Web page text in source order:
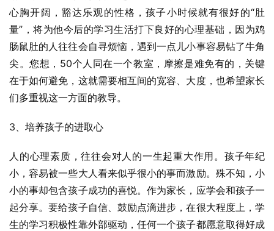
心胸开阔，豁达乐观的性格，孩子小时候就有很好的“肚
量”，将为他今后的学习生活打下良好的心理基础，因为鸡
肠鼠肚的人往往会自寻烦恼，遇到一点儿小事容易钻了牛角
尖。您想，50个人同在一个教室，摩擦是难免有的，关键
在于如何避免，这就需要相互间的宽容、大度，也希望家长
们多重视这一方面的教导。
3、培养孩子的进取心
人的心理素质，往往会对人的一生起重大作用。孩子年纪
小，容易被一些大人看来似乎很小的事而激励。殊不知，小
小的事却包含孩子成功的喜悦。作为家长，应学会和孩子一
起分享。要给孩子自信、鼓励点滴进步，在很大程度上，学
生的学习积极性靠外部驱动，任何一个孩子都愿意取得好成